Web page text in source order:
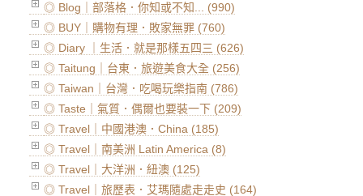
◎ Blog｜部落格．你知或不知... (990)
◎ BUY｜購物有理．敗家無罪 (760)
◎ Diary ｜生活．就是那樣五四三 (626)
◎ Taitung｜台東．旅遊美食大全 (256)
◎ Taiwan｜台灣．吃喝玩樂指南 (786)
◎ Taste｜氣質．偶爾也要裝一下 (209)
◎ Travel｜中國港澳．China (185)
◎ Travel｜南美洲 Latin America (8)
◎ Travel｜大洋洲．紐澳 (125)
◎ Travel｜旅歷表．艾瑪隨處走走史 (164)